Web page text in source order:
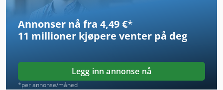
Ewitherm
Fabbri Ofen
Felder Rl 200
Panhans
Annonser nå fra 4,49 €*
11 millioner kjøpere venter på deg
Legg inn annonse nå
*per annonse/måned